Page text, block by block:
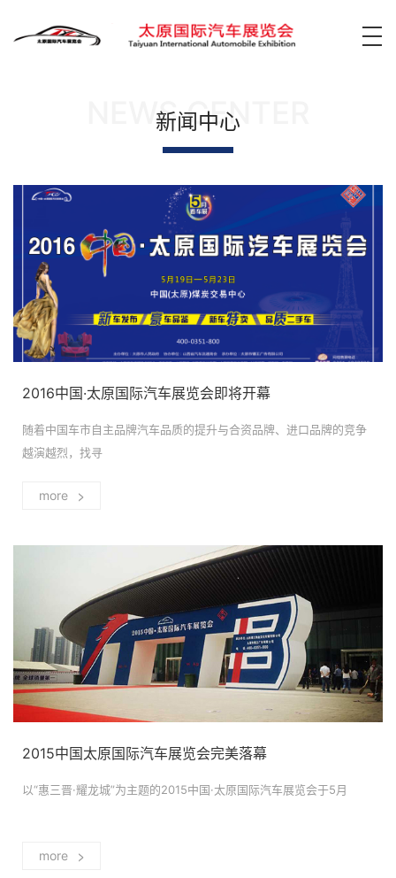
NEWS CENTER
新闻中心
2016中国·太原国际汽车展览会即将开幕
随着中国车市自主品牌汽车品质的提升与合资品牌、进口品牌的竞争
越演越烈，找寻
more >
2015中国太原国际汽车展览会完美落幕
以“惠三晋·耀龙城”为主题的2015中国·太原国际汽车展览会于5月
more >